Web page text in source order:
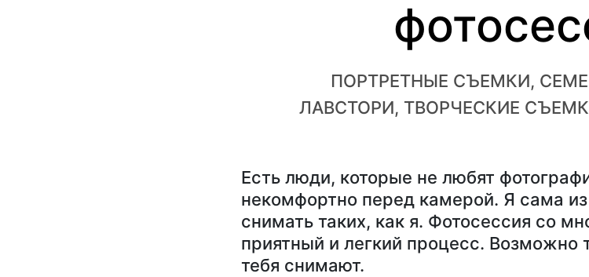
ПОРТРЕТНЫЕ СЪЕМКИ,
ЛАВСТОРИ, ТВОРЧЕСКИЕ
Есть люди, которые не любят
некомфортно перед камерой. Я сама
снимать таких, как я. Фотосессия со
приятный и легкий процесс.
тебя снимают.